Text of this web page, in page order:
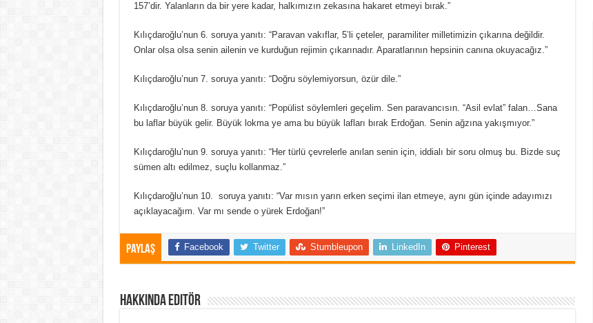
157’dir. Yalanların da bir yere kadar, halkımızın zekasına hakaret etmeyi bırak.”
Kılıçdaroğlu’nun 6. soruya yanıtı: “Paravan vakıflar, 5’li çeteler, paramiliter milletimizin çıkarına değildir.
Onlar olsa olsa senin ailenin ve kurduğun rejimin çıkarınadır. Aparatlarının hepsinin canına okuyacağız.”
Kılıçdaroğlu’nun 7. soruya yanıtı: “Doğru söylemiyorsun, özür dile.”
Kılıçdaroğlu’nun 8. soruya yanıtı: “Popülist söylemleri geçelim. Sen paravancısın. “Asil evlat” falan…Sana
bu laflar büyük gelir. Büyük lokma ye ama bu büyük lafları bırak Erdoğan. Senin ağzına yakışmıyor.”
Kılıçdaroğlu’nun 9. soruya yanıtı: “Her türlü çevrelerle anılan senin için, iddialı bir soru olmuş bu. Bizde suç
sümen altı edilmez, suçlu kollanmaz.”
Kılıçdaroğlu’nun 10. soruya yanıtı: “Var mısın yarın erken seçimi ilan etmeye, aynı gün içinde adayımızı
açıklayacağım. Var mı sende o yürek Erdoğan!”
Paylaş Facebook Twitter Stumbleupon LinkedIn Pinterest
Hakkında Editör